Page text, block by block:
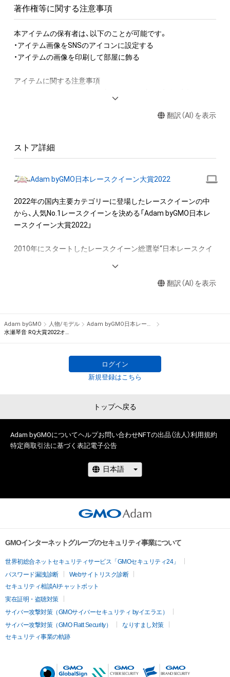
著作権等に関する注意事項
本アイテムの保有者は、以下のことが可能です。
・アイテム画像をSNSのアイコンに設定する
・アイテムの画像を印刷して部屋に飾る
アイテムに関する注意事項
権(著作権、特許権、実用新案権、商標権、意匠権その他の知的財
作権を有する方、著作隣接権の権利者またはその管理委託を受
を保有していたとしても、本アイテムに関する創作物にかかる
・本アイテムの著作権を有する方、著作隣接権の権利者またはそ
の管理委託を受けている者からの事前の同意なしに、上記の「本
アイテムの保有者が有する権利」の範囲を超えた行為、知的財産
ル、リバースエンジニアリングを含みますが、これに限定されま
・本アイテムに関する創作物の利用については、公序良俗や法令
に反する利用またはその恐れのある利用など、作成者が不適切
翻訳（AI）を表示
ストア詳細
Adam byGMO日本レースクイーン大賞2022
2022年の国内主要カテゴリーに登場したレースクイーンの中
から、人気No.1レースクイーンを決める「Adam byGMO日本レ
ースクイーン大賞2022」
2010年にスタートしたレースクイーン総選挙“日本レースクイ
を冠に迎え実施いたします。
リを獲得し、レースクイーン大賞初となる新人部門とレースク
イーン大賞の同一年グランプリ獲得を果たしました。2022年は
ノミネート50名の中からどのレースクイーンが栄冠を掴むので
50ユニットをノミネートしました。
11月5，6日にモビリティリゾートもてぎで開催されるスー
パーGT第8戦で先行特別投票を実施。そして、11月16日よりフ
行い、上位20名がファイナルステージに進出します。
ロン2023のメインステージで開催するAdam byGMO日本レー
スクイーン大賞表彰式で行います。
サーキットで輝く今年の人気No.1レースクイーンはどのレー
スクイーンが選ばれるのか？　アナタの1票をお待ちしていま
す！
翻訳（AI）を表示
Adam byGMO 人物/モデル
Adam byGMO日本レースクイーン大賞2022
水瀬琴音 RQ大賞2022オリジナルNFTトレカ
ログイン
新規登録はこちら
トップへ戻る
Adam byGMOについてヘルプお問い合わせNFTの出品（法人）利用規約
特定商取引法に基づく表記電子公告
GMOインターネットグループのセキュリティ事業について
世界初総合ネットセキュリティサービス「GMOセキュリティ24」
パスワード漏洩診断
Webサイトリスク診断
セキュリティ相談AIチャットボット
実在証明・盗聴対策
サイバー攻撃対策（GMOサイバーセキュリティ byイエラエ）
サイバー攻撃対策（GMO Flatt Security）
なりすまし対策
セキュリティ事業の軌跡